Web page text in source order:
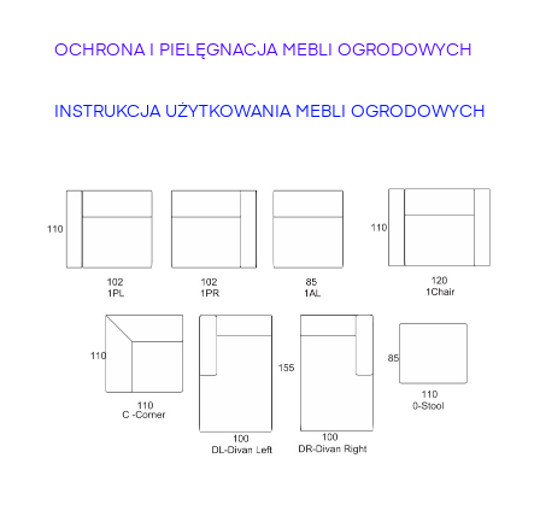
OCHRONA I PIELĘGNACJA MEBLI OGRODOWYCH
INSTRUKCJA UŻYTKOWANIA MEBLI OGRODOWYCH